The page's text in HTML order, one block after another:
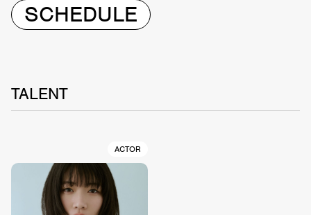
SCHEDULE
TALENT
ACTOR